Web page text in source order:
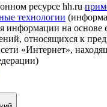
ресурсе hh.ru
технологии
информации на основе
относящихся к
«Интернет»,